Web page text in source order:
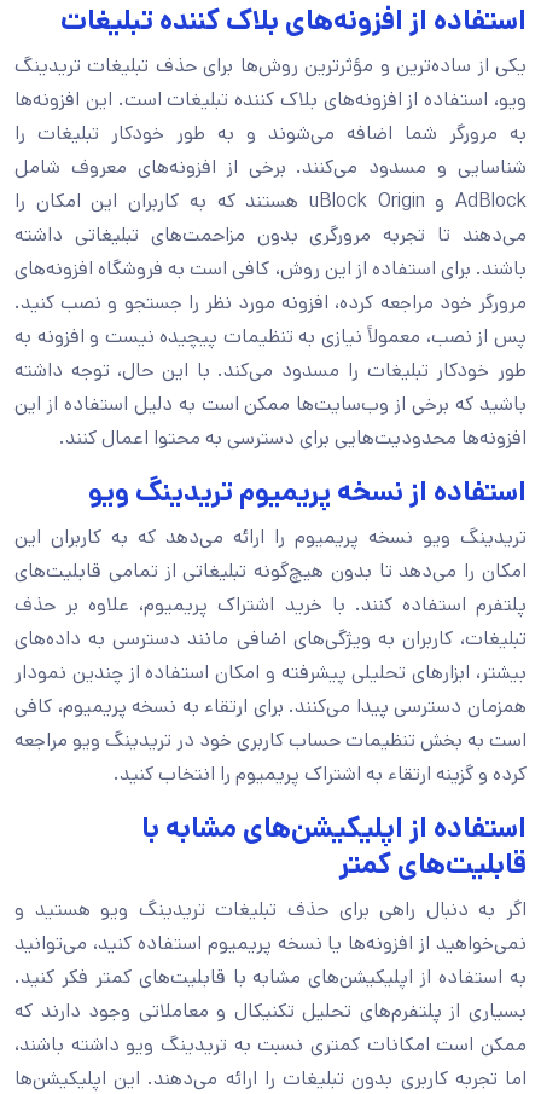
استفاده از افزونه‌های بلاک کننده تبلیغات
یکی از ساده‌ترین و مؤثرترین روش‌ها برای حذف تبلیغات تریدینگ
ویو، استفاده از افزونه‌های بلاک کننده تبلیغات است. این افزونه‌ها
به مرورگر شما اضافه می‌شوند و به طور خودکار تبلیغات را
شناسایی و مسدود می‌کنند. برخی از افزونه‌های معروف شامل
AdBlock و uBlock Origin هستند که به کاربران این امکان را
می‌دهند تا تجربه مرورگری بدون مزاحمت‌های تبلیغاتی داشته
باشند. برای استفاده از این روش، کافی است به فروشگاه افزونه‌های
مرورگر خود مراجعه کرده، افزونه مورد نظر را جستجو و نصب کنید.
پس از نصب، معمولاً نیازی به تنظیمات پیچیده نیست و افزونه به
طور خودکار تبلیغات را مسدود می‌کند. با این حال، توجه داشته
باشید که برخی از وب‌سایت‌ها ممکن است به دلیل استفاده از این
افزونه‌ها محدودیت‌هایی برای دسترسی به محتوا اعمال کنند.
استفاده از نسخه پریمیوم تریدینگ ویو
تریدینگ ویو نسخه پریمیوم را ارائه می‌دهد که به کاربران این
امکان را می‌دهد تا بدون هیچ‌گونه تبلیغاتی از تمامی قابلیت‌های
پلتفرم استفاده کنند. با خرید اشتراک پریمیوم، علاوه بر حذف
تبلیغات، کاربران به ویژگی‌های اضافی مانند دسترسی به داده‌های
بیشتر، ابزارهای تحلیلی پیشرفته و امکان استفاده از چندین نمودار
همزمان دسترسی پیدا می‌کنند. برای ارتقاء به نسخه پریمیوم، کافی
است به بخش تنظیمات حساب کاربری خود در تریدینگ ویو مراجعه
کرده و گزینه ارتقاء به اشتراک پریمیوم را انتخاب کنید.
استفاده از اپلیکیشن‌های مشابه با
قابلیت‌های کمتر
اگر به دنبال راهی برای حذف تبلیغات تریدینگ ویو هستید و
نمی‌خواهید از افزونه‌ها یا نسخه پریمیوم استفاده کنید، می‌توانید
به استفاده از اپلیکیشن‌های مشابه با قابلیت‌های کمتر فکر کنید.
بسیاری از پلتفرم‌های تحلیل تکنیکال و معاملاتی وجود دارند که
ممکن است امکانات کمتری نسبت به تریدینگ ویو داشته باشند،
اما تجربه کاربری بدون تبلیغات را ارائه می‌دهند. این اپلیکیشن‌ها